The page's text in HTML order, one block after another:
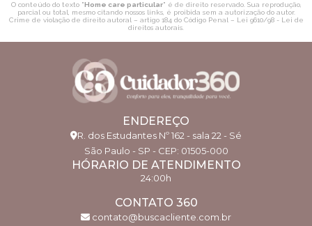
O conteúdo do texto "Home care particular" é de direito reservado. Sua reprodução,
parcial ou total, mesmo citando nossos links, é proibida sem a autorização do autor.
Crime de violação de direito autoral – artigo 184 do Código Penal – Lei 9610/98 - Lei de
direitos autorais
ENDEREÇO
R. dos Estudantes Nº 162 - sala 22 - Sé
São Paulo - SP - CEP: 01505-000
HÓRARIO DE ATENDIMENTO
24:00h
CONTATO 360
contato@buscacliente.com.br